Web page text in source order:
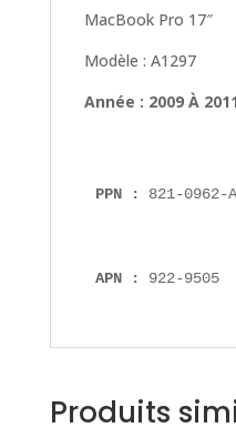
MacBook Pro 17″
Modèle : A1297
Année : 2009 À 2011
PPN : 821-0962-A
APN : 922-9505
Produits